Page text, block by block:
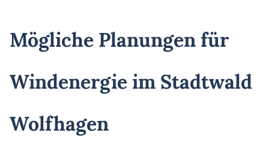
Mögliche Planungen für
Windenergie im Stadtwald
Wolfhagen